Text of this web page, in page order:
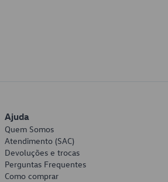
Ajuda
Quem Somos
Atendimento (SAC)
Devoluções e trocas
Perguntas Frequentes
Como comprar